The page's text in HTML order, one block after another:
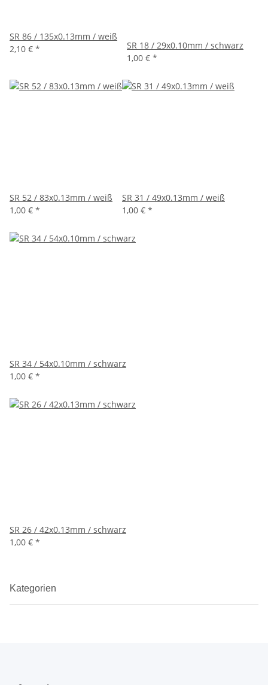
SR 86 / 135x0.13mm / weiß
2,10 € *
SR 18 / 29x0.10mm / schwarz
1,00 € *
SR 52 / 83x0.13mm / weiß
1,00 € *
SR 31 / 49x0.13mm / weiß
1,00 € *
SR 34 / 54x0.10mm / schwarz
1,00 € *
SR 26 / 42x0.13mm / schwarz
1,00 € *
Kategorien